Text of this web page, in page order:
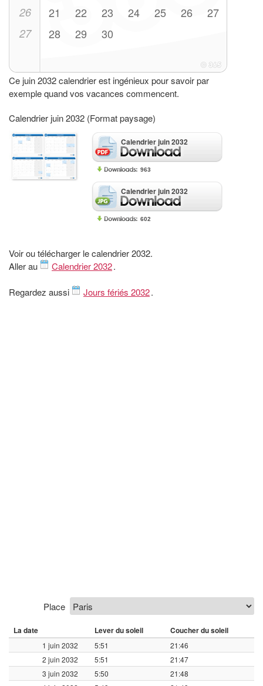
26 21 22 23 24 25 26 27
27 28 29 30
Ce juin 2032 calendrier est ingénieux pour savoir par
exemple quand vos vacances commencent.
Calendrier juin 2032 (Format paysage)
Calendrier juin 2032
963
Calendrier juin 2032
602
Voir ou télécharger le calendrier 2032.
Aller au
Calendrier 2032.
Regardez aussi Jours fériés 2032.
Place
La date Lever du soleil Coucher du soleil
1 juin 2032 5:51
21:46
2 juin 2032
5:51
21:47
3 juin 2032
5:50
21:48